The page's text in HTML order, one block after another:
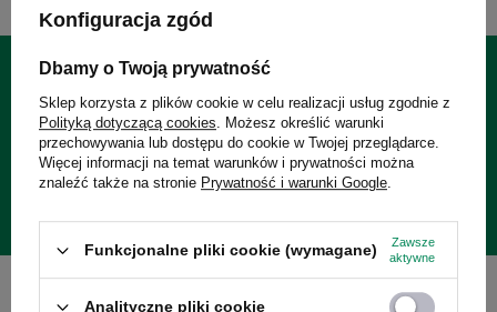
24 miesiące gwarancji
Gwarancja 24 miesiące od dnia zakupu. Wymagany dowód
zakupu do reklamacji.
Konfiguracja zgód
Dbamy o Twoją prywatność
Sklep korzysta z plików cookie w celu realizacji usług zgodnie z
Polityką dotyczącą cookies. Możesz określić warunki
przechowywania lub dostępu do cookie w Twojej przeglądarce.
Więcej informacji na temat warunków i prywatności można
znaleźć także na stronie Prywatność i warunki Google.
Funkcjonalne pliki cookie (wymagane)
Zawsze
aktywne
Analityczne pliki cookie